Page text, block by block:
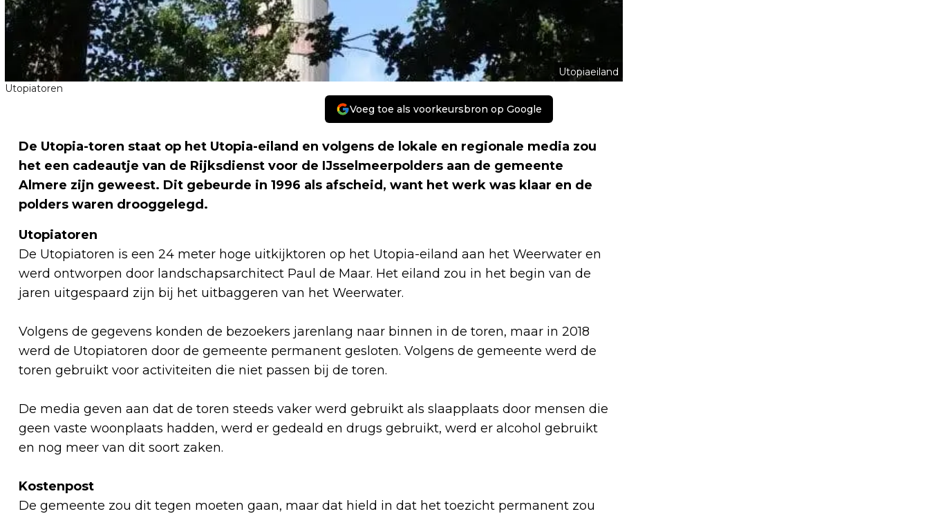
Utopiaeiland
Utopiatoren
Voeg toe als voorkeursbron op Google
De Utopia-toren staat op het Utopia-eiland en volgens de lokale en regionale media zou
het een cadeautje van de Rijksdienst voor de IJsselmeerpolders aan de gemeente
Almere zijn geweest. Dit gebeurde in 1996 als afscheid, want het werk was klaar en de
polders waren drooggelegd .
Utopiatoren
De Utopiatoren is een 24 meter hoge uitkijktoren op het Utopia-eiland aan het Weerwater en
werd ontworpen door landschapsarchitect Paul de Maar. Het eiland zou in het begin van de
jaren uitgespaard zijn bij het uitbaggeren van het Weerwater.
Volgens de gegevens konden de bezoekers jarenlang naar binnen in de toren, maar in 2018
werd de Utopiatoren door de gemeente permanent gesloten. Volgens de gemeente werd de
toren gebruikt voor activiteiten die niet passen bij de toren.
De media geven aan dat de toren steeds vaker werd gebruikt als slaapplaats door mensen die
geen vaste woonplaats hadden, werd er gedeald en drugs gebruikt, werd er alcohol gebruikt
en nog meer van dit soort zaken.
Kostenpost
De gemeente zou dit tegen moeten gaan, maar dat hield in dat het toezicht permanent zou